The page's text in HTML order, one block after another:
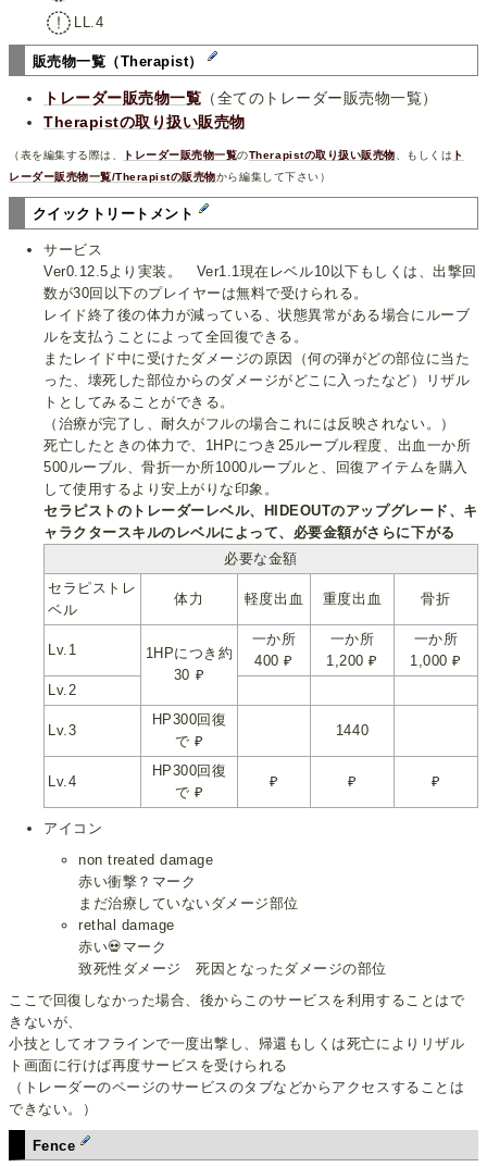
LL.4
販売物一覧（Therapist）
トレーダー販売物一覧 （全てのトレーダー販売物一覧）
Therapistの取り扱い販売物
（表を編集する際は、 トレーダー販売物一覧のTherapistの取り扱い販売物、もしくは ト
レーダー販売物一覧/Therapistの販売物から編集して下さい）
クイックトリートメント
サービス
Ver0.12.5より実装。 Ver1.1現在レベル10以下もしくは、出撃回
数が30回以下のプレイヤーは無料で受けられる。
レイド終了後の体力が減っている、状態異常がある場合にルーブ
ルを支払うことによって全回復できる。
またレイド中に受けたダメージの原因（何の弾がどの部位に当た
った、壊死した部位からのダメージがどこに入ったなど）リザル
トとしてみることができる。
（治療が完了し、耐久がフルの場合これには反映されない。）
死亡したときの体力で、1HPにつき25ルーブル程度、出血一か所
500ルーブル、骨折一か所1000ルーブルと、回復アイテムを購入
して使用するより安上がりな印象。
セラピストのトレーダーレベル、HIDEOUTのアップグレード、キ
ャラクタースキルのレベルによって、必要金額がさらに下がる
必要な金額
セラピストレ
ベル
体力 軽度出血 重度出血 骨折
Lv.1
1HPにつき約
30 ₽
一か所
400 ₽
一か所
1,200 ₽
一か所
1,000 ₽
Lv.2
Lv.3
HP300回復
で ₽
1440
Lv.4
HP300回復
で ₽
₽ ₽ ₽
アイコン
non treated damage
赤い衝撃？マーク
まだ治療していないダメージ部位
rethal damage
赤い💀マーク
致死性ダメージ 死因となったダメージの部位
ここで回復しなかった場合、後からこのサービスを利用することはで
きないが、
小技としてオフラインで一度出撃し、帰還もしくは死亡によりリザル
ト画面に行けば再度サービスを受けられる
（トレーダーのページのサービスのタブなどからアクセスすることは
できない。）
Fence